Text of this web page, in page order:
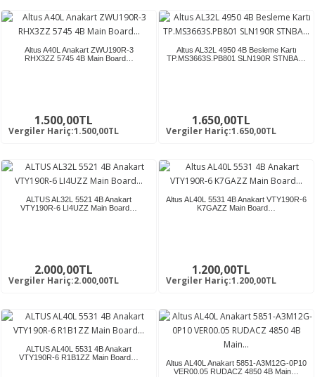
Altus A40L Anakart ZWU190R-3
RHX3ZZ 5745 4B Main Board…
1.500,00TL
Vergiler Hariç:1.500,00TL
Altus AL32L 4950 4B Besleme Kartı
TP.MS3663S.PB801 SLN190R STNBA…
1.650,00TL
Vergiler Hariç:1.650,00TL
ALTUS AL32L 5521 4B Anakart
VTY190R-6 LI4UZZ Main Board…
2.000,00TL
Vergiler Hariç:2.000,00TL
Altus AL40L 5531 4B Anakart VTY190R-6
K7GAZZ Main Board…
1.200,00TL
Vergiler Hariç:1.200,00TL
ALTUS AL40L 5531 4B Anakart
VTY190R-6 R1B1ZZ Main Board…
Altus AL40L Anakart 5851-A3M12G-0P10
VER00.05 RUDACZ 4850 4B Main…